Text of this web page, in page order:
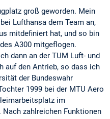
groß geworden. Mein
Lufthansa dem Team an,
mitdefiniert hat, und so bin
A300 mitgeflogen.
dann an der TUM Luft- und
auf den Antrieb, so dass ich
der Bundeswahr
1999 bei der MTU Aero
im
zahlreichen Funktionen